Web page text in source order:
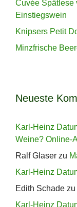
Cuvée Spätlese
Einstiegswein
Knipsers Petit
Minzfrische
Neueste
Karl-Heinz
Weine? Online-
Ralf Glaser zu
Karl-Heinz
Edith Schade zu
Karl-Heinz